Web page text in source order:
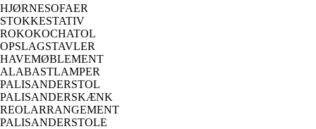
HJØRNESOFAER
STOKKESTATIV
ROKOKOCHATOL
OPSLAGSTAVLER
HAVEMØBLEMENT
ALABASTLAMPER
PALISANDERSTOL
PALISANDERSKÆNK
REOLARRANGEMENT
PALISANDERSTOLE